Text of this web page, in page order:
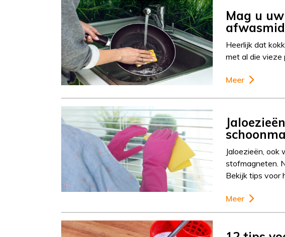
Mag u
Heerlijk dat
met al die
Meer
Jaloezieën, ook
stofmagneten.
Bekijk tips voor
Meer